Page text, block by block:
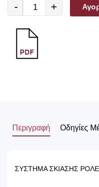
- +
Περιγραφή Οδηγίες
ΣΥΣΤΗΜΑ ΣΚΙΑΣΗΣ